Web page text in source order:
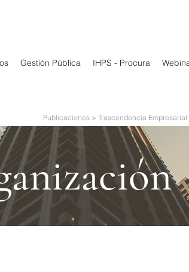
Gestión Pública IHPS - Procura
Publicaciones > Trascendencia